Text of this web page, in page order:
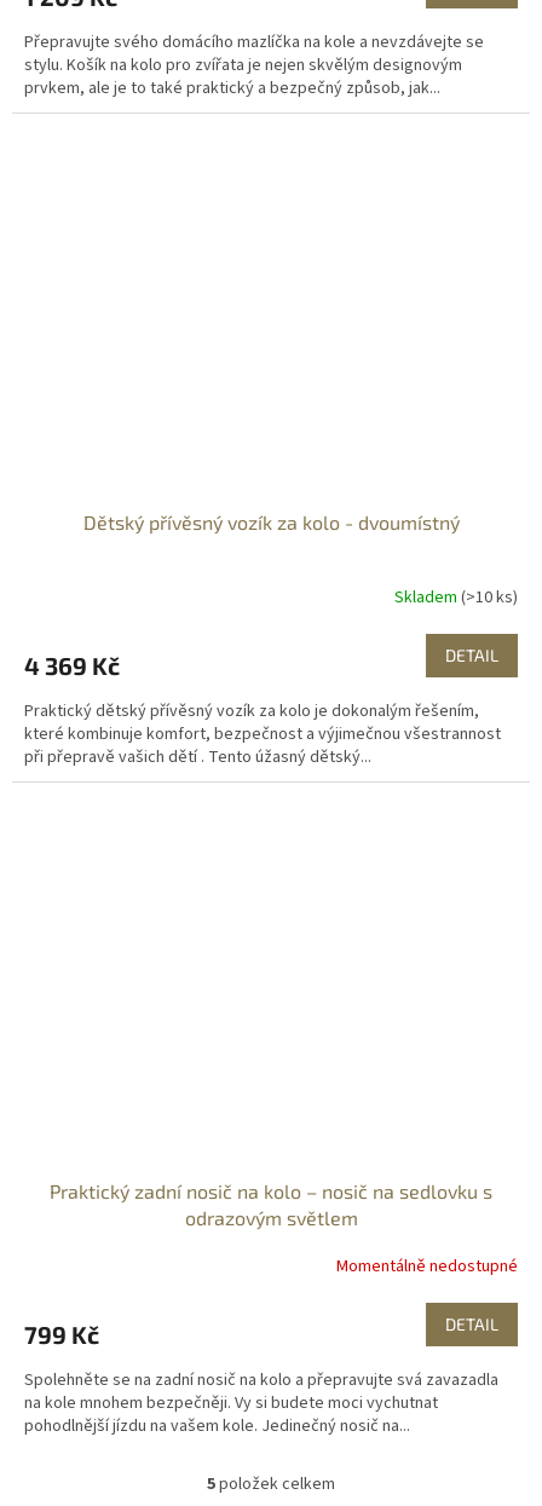
Přepravujte svého domácího mazlíčka na kole a nevzdávejte se
stylu. Košík na kolo pro zvířata je nejen skvělým designovým
prvkem, ale je to také praktický a bezpečný způsob, jak...
Dětský přívěsný vozík za kolo - dvoumístný
Skladem (>10 ks)
4 369 Kč DETAIL
Praktický dětský přívěsný vozík za kolo je dokonalým řešením,
které kombinuje komfort, bezpečnost a výjimečnou všestrannost
při přepravě vašich dětí . Tento úžasný dětský...
Praktický zadní nosič na kolo – nosič na sedlovku s
odrazovým světlem
Momentálně nedostupné
799 Kč DETAIL
Spolehněte se na zadní nosič na kolo a přepravujte svá zavazadla
na kole mnohem bezpečněji. Vy si budete moci vychutnat
pohodlnější jízdu na vašem kole. Jedinečný nosič na...
O
5položek celkem